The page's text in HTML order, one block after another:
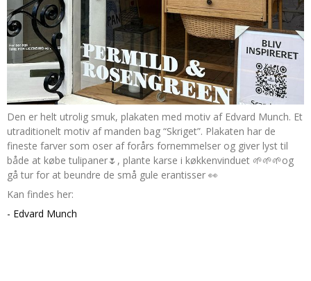
Den er helt utrolig smuk, plakaten med motiv af Edvard Munch. Et
utraditionelt motiv af manden bag “Skriget”. Plakaten har de
fineste farver som oser af forårs fornemmelser og giver lyst til
både at købe tulipaner🌷, plante karse i køkkenvinduet 🌱🌱🌱og
gå tur for at beundre de små gule erantisser 👀
Kan findes her:
- Edvard Munch